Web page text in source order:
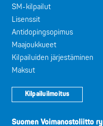
SM-kilpailut
Lisenssit
Antidopingsopimus
Maajoukkueet
Kilpailuiden järjestäminen
Maksut
Kilpailuilmoitus
Suomen Voimanostoliitto ry